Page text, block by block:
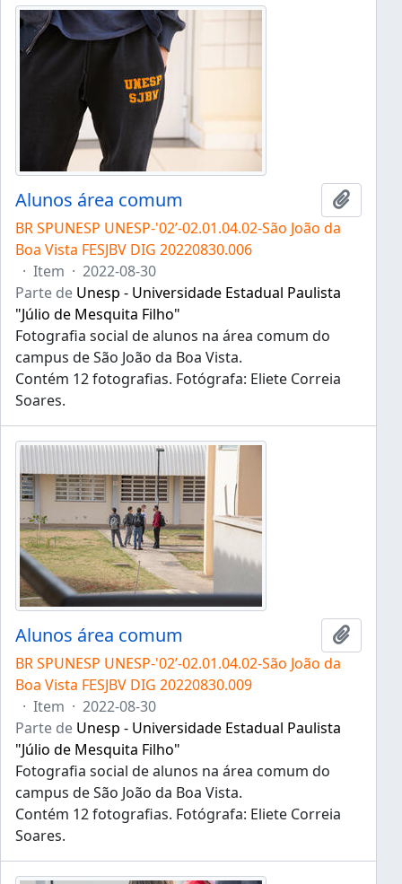
Alunos área comum
BR SPUNESP UNESP-'02’-02.01.04.02-São João da
Boa Vista FESJBV DIG 20220830.006
· Item · 2022-08-30
Parte de Unesp - Universidade Estadual Paulista
"Júlio de Mesquita Filho"
Fotografia social de alunos na área comum do
campus de São João da Boa Vista.
Contém 12 fotografias. Fotógrafa: Eliete Correia
Soares.
Alunos área comum
BR SPUNESP UNESP-'02’-02.01.04.02-São João da
Boa Vista FESJBV DIG 20220830.009
· Item · 2022-08-30
Parte de Unesp - Universidade Estadual Paulista
"Júlio de Mesquita Filho"
Fotografia social de alunos na área comum do
campus de São João da Boa Vista.
Contém 12 fotografias. Fotógrafa: Eliete Correia
Soares.